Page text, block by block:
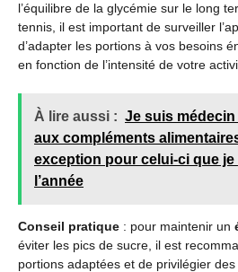
l’équilibre de la glycémie sur le long
tennis, il est important de surveiller
d’adapter les portions à vos besoins
en fonction de l’intensité de votre
À lire aussi : Je suis
aux compléments
exception pour celui-ci que
l’année
Conseil pratique : pour maintenir un
éviter les pics de sucre, il est
portions adaptées et de privilégier des